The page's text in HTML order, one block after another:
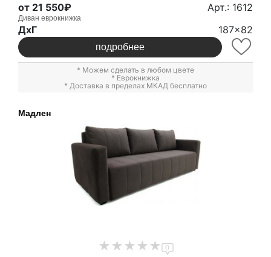
от 21 550₽ Арт.: 1612
Диван еврокнижка
ДxГ 187x82
подробнее
* Можем сделать в любом цвете
* Еврокнижка
* Доставка в пределах МКАД бесплатно
Мадлен
0